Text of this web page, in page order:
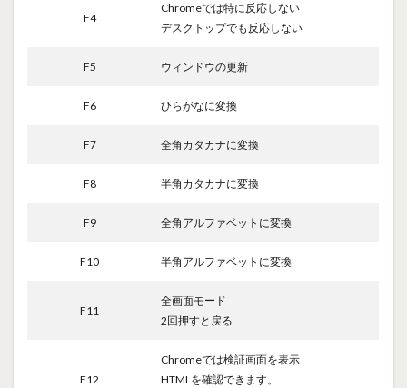
F4
Chromeでは特に反応しない
デスクトップでも反応しない
F5 ウィンドウの更新
F6 ひらがなに変換
F7 全角カタカナに変換
F8 半角カタカナに変換
F9 全角アルファベットに変換
F10 半角アルファベットに変換
F11
全画面モード
2回押すと戻る
F12
Chromeでは検証画面を表示
HTMLを確認できます。